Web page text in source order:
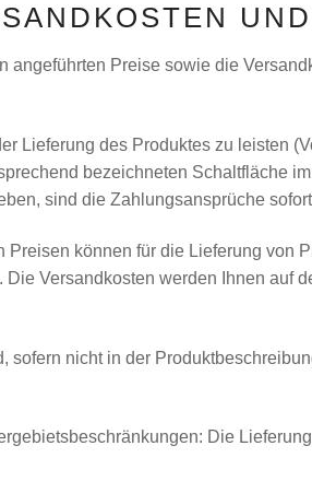
angeführten Preise sowie die
Lieferung des Produktes zu leisten
bezeichneten Schaltfläche
sind die Zahlungsansprüche
Preisen können für die Lieferung von
Versandkosten werden Ihnen auf
sofern nicht in der
Die